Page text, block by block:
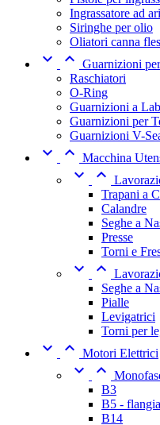
Ingrassatore ad
Siringhe per olio
Oliatori canna
  Guarnizioni
Raschiatori
O-Ring
Guarnizioni a
Guarnizioni per
Guarnizioni V-
  Macchina
 
Trapani a
Calandre
Seghe a
Presse
Torni e
 
Seghe a
Pialle
Levigatrici
Torni per
  Motori Elettrici
 
B3
B5 -
B14